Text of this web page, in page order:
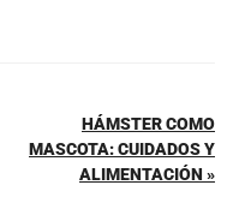
HÁMSTER COMO
MASCOTA: CUIDADOS Y
ALIMENTACIÓN »